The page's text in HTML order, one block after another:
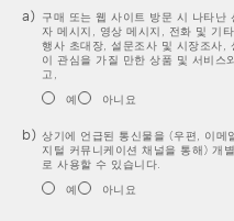
구매 또는 웹 사이트 방문 시 나타난
자 메시지, 영상 메시지, 전화 및 기
행사 초대장, 설문조사 및 시장조사,
이 관심을 가질 만한 상품 및 서비스
고,
예
아니요
상기에 언급된 통신물을 (우편, 이
지털 커뮤니케이션 채널을 통해) 개
로 사용할 수 있습니다.
예
아니요